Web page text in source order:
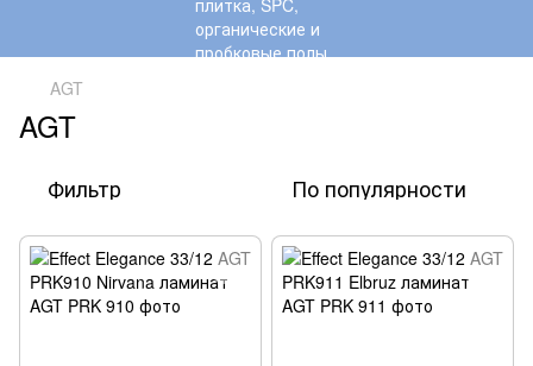
AGT
AGT
Фильтр По популярности